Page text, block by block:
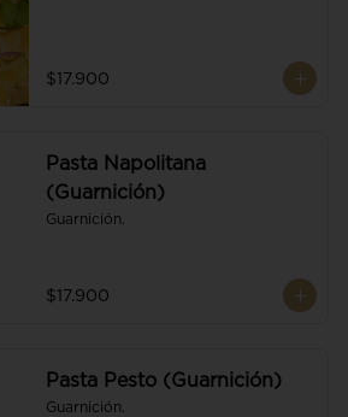
$17.900
Pasta Napolitana
(Guarnición)
Guarnición.
$17.900
Pasta Pesto (Guarnición)
Guarnición.